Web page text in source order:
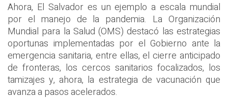
Ahora, El Salvador es un ejemplo a escala mundial
por el manejo de la pandemia. La Organización
Mundial para la Salud (OMS) destacó las estrategias
oportunas implementadas por el Gobierno ante la
emergencia sanitaria, entre ellas, el cierre anticipado
de fronteras, los cercos sanitarios focalizados, los
tamizajes y, ahora, la estrategia de vacunación que
avanza a pasos acelerados.